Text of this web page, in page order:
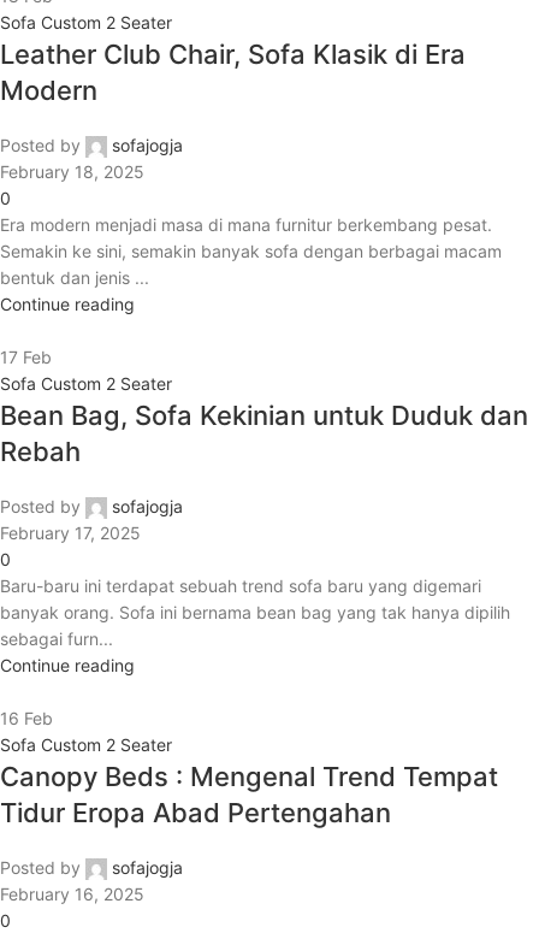
Sofa Custom 2 Seater
Leather Club Chair, Sofa Klasik di Era
Modern
Posted by
sofajogja
February 18, 2025
0
Era modern menjadi masa di mana furnitur berkembang pesat.
Semakin ke sini, semakin banyak sofa dengan berbagai macam
bentuk dan jenis ...
Continue reading
17 Feb
Sofa Custom 2 Seater
Bean Bag, Sofa Kekinian untuk Duduk dan
Rebah
Posted by
sofajogja
February 17, 2025
0
Baru-baru ini terdapat sebuah trend sofa baru yang digemari
banyak orang. Sofa ini bernama bean bag yang tak hanya dipilih
sebagai furn...
Continue reading
16 Feb
Sofa Custom 2 Seater
Canopy Beds : Mengenal Trend Tempat
Tidur Eropa Abad Pertengahan
Posted by
sofajogja
February 16, 2025
0